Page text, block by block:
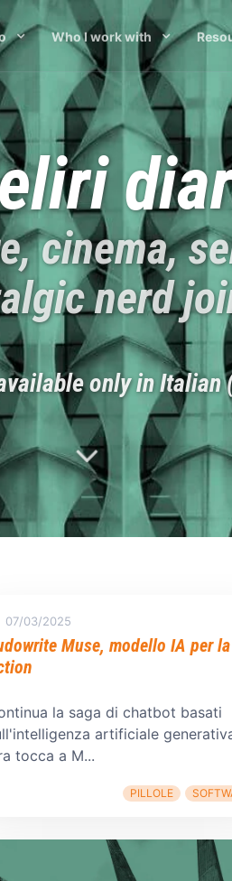
Who I work with
cinema,
nerd
only in Italian
07/03/2025
Muse, modello IA per la
la saga di chatbot basati
artificiale
tocca a M...
PILLOLE